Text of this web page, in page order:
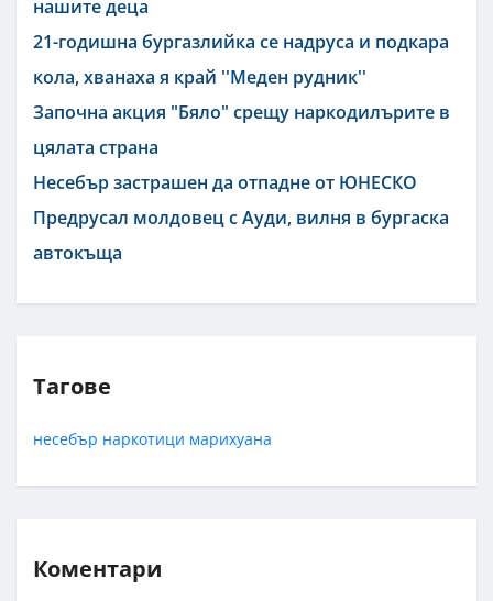
нашите деца
21-годишна бургазлийка се надруса и подкара
кола, хванаха я край ''Меден рудник''
Започна акция "Бяло" срещу наркодилърите в
цялата страна
Несебър застрашен да отпадне от ЮНЕСКО
Предрусал молдовец с Ауди, вилня в бургаска
автокъща
Тагове
несебър наркотици марихуана
Коментари